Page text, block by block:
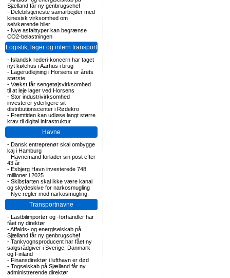
Sjælland får ny genbrugschef
- Delebilstjeneste samarbejder med
kinesisk virksomhed om
selvkørende biler
- Nye asfalttyper kan begrænse
CO2-belastningen
Logistik, lager og intern transport
- Islandsk rederi-koncern har taget
nyt kølehus i Aarhus i brug
- Lagerudlejning i Horsens er årets
største
- Vækst får sengetøjsvirksomhed
til at leje lager ved Horsens
- Stor industrivirksomhed
investerer yderligere sit
distributionscenter i Rødekro
- Fremtiden kan udløse langt større
krav til digital infrastruktur
Havne
- Dansk entreprenør skal ombygge
kaj i Hamburg
- Havnemand forlader sin post efter
43 år
- Esbjerg Havn investerede 748
millioner i 2025
- Skibsfarten skal ikke være kanal
og skydeskive for narkosmugling
- Nye regler mod narkosmugling:
Transportnavne
- Lastbilimportør og -forhandler har
fået ny direktør
-Affalds- og energiselskab på
Sjælland får ny genbrugschef
- Tankvognsproducent har fået ny
salgsrådgiver i Sverige, Danmark
og Finland
- Finansdirektør i lufthavn er død
- Togselskab på Sjælland får ny
administrerende direktør